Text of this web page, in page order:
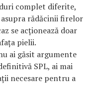
complet diferite,
rădăcinii firelor
se acționează doar
pielii.
ai găsit argumente
SPL, ai mai
necesare pentru a